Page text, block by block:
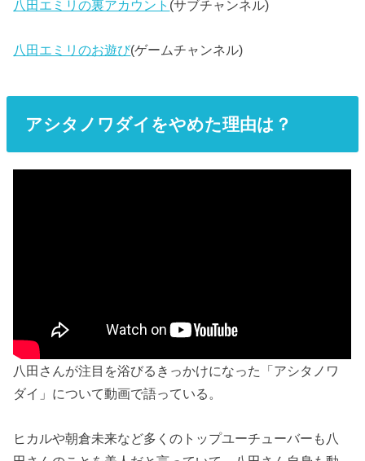
八田エミリの裏アカウント (サブチャンネル)
八田エミリのお遊び(ゲームチャンネル)
アシタノワダイをやめた理由は？
八田さんが注目を浴びるきっかけになった「アシタノワ
ダイ」について動画で語っている。
ヒカルや朝倉未来など多くのトップユーチューバーも八